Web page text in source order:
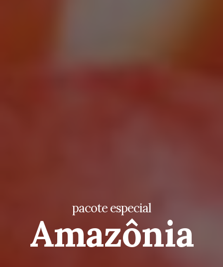
pacote especial
Amazônia